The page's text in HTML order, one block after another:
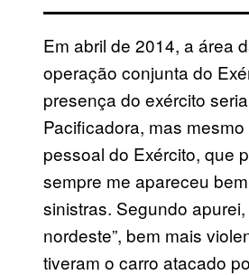
Em abril de 2014, a área
operação conjunta do
presença do exército
Pacificadora, mas
pessoal do Exército, que
sempre me apareceu
sinistras. Segundo
nordeste”, bem mais
tiveram o carro atacado